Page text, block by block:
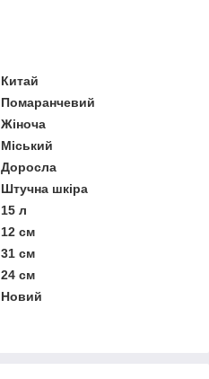
Китай
Помаранчевий
Жіноча
Міський
Доросла
Штучна шкіра
15 л
12 см
31 см
24 см
Новий